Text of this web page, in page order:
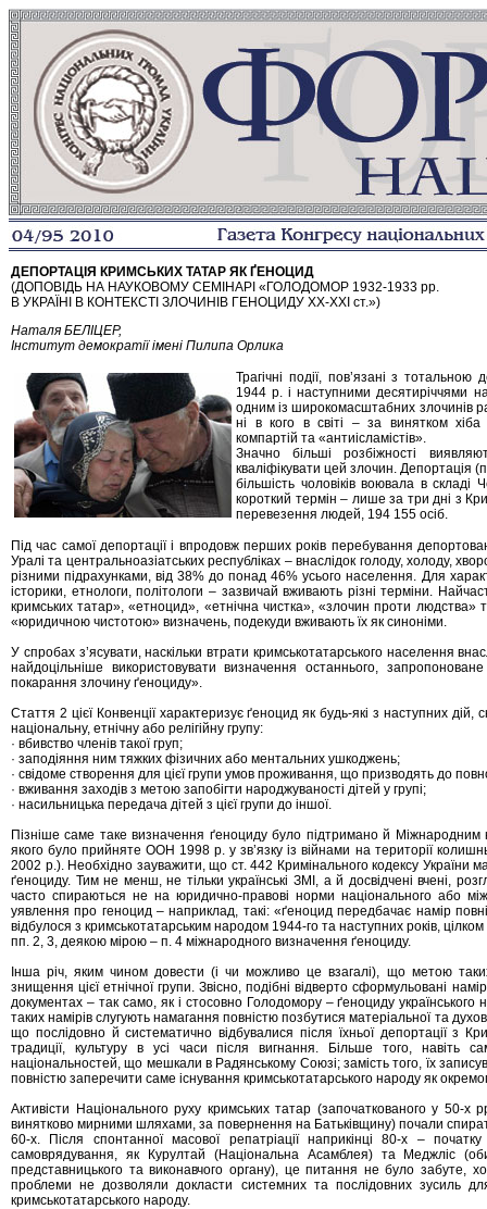
ДЕПОРТАЦІЯ КРИМСЬКИХ ТАТАР ЯК ҐЕНОЦИД
(ДОПОВІДЬ НА НАУКОВОМУ СЕМІНАРІ «ГОЛОДОМОР 1932-1933 рр.
В УКРАЇНІ В КОНТЕКСТІ ЗЛОЧИНІВ ГЕНОЦИДУ ХХ-ХХІ ст.»)
Наталя БЕЛІЦЕР,
Інститут демократії імені Пилипа Орлика
Трагічні події, пов’язані з
1944 р. і наступними десятиріччями
одним із широкомасштабних злочинів
ні в кого в світі – за винятком
компартій та «антиісламістів».
Значно більші розбіжності
кваліфікувати цей злочин. Депортація
більшість чоловіків воювала в
короткий термін – лише за три дні з
перевезення людей, 194 155 осіб.
Під час самої депортації і впродовж перших років перебування
Уралі та центральноазіатських республіках – внаслідок голоду, холоду,
різними підрахунками, від 38% до понад 46% усього населення. Для
історики, етнологи, політологи – зазвичай вживають різні терміни.
кримських татар», «етноцид», «етнічна чистка», «злочин проти
«юридичною чистотою» визначень, подекуди вживають їх як синоніми.
У спробах з’ясувати, наскільки втрати кримськотатарського населення
найдоцільніше використовувати визначення останнього,
покарання злочину ґеноциду».
Стаття 2 цієї Конвенції характеризує ґеноцид як будь-які з наступних
національну, етнічну або релігійну групу:
· вбивство членів такої груп;
· заподіяння ним тяжких фізичних або ментальних ушкоджень;
· свідоме створення для цієї групи умов проживання, що призводять до
· вживання заходів з метою запобігти народжуваності дітей у групі;
· насильницька передача дітей з цієї групи до іншої.
Пізніше саме таке визначення ґеноциду було підтримано й
якого було прийняте ООН 1998 р. у зв’язку із війнами на території
2002 р.). Необхідно зауважити, що ст. 442 Кримінального кодексу
ґеноциду. Тим не менш, не тільки українські ЗМІ, а й досвідчені вчені,
часто спираються не на юридично-правові норми національного або
уявлення про геноцид – наприклад, такі: «ґеноцид передбачає намір
відбулося з кримськотатарським народом 1944-го та наступних років,
пп. 2, 3, деякою мірою – п. 4 міжнародного визначення ґеноциду.
Інша річ, яким чином довести (і чи можливо це взагалі), що метою
знищення цієї етнічної групи. Звісно, подібні відверто сформульовані
документах – так само, як і стосовно Голодомору – ґеноциду
таких намірів слугують намагання повністю позбутися матеріальної та
що послідовно й систематично відбувалися після їхньої депортації з
традиції, культуру в усі часи після вигнання. Більше того, навіть
національностей, що мешкали в Радянському Союзі; замість того, їх
повністю заперечити саме існування кримськотатарського народу як
Активісти Національного руху кримських татар (започаткованого у 50-х
винятково мирними шляхами, за повернення на Батьківщину) почали
60-х. Після спонтанної масової репатріації наприкінці 80-х –
самоврядування, як Курултай (Національна Асамблея) та Меджліс
представницького та виконавчого органу), це питання не було забуте,
проблеми не дозволяли докласти системних та послідовних зусиль
кримськотатарського народу.